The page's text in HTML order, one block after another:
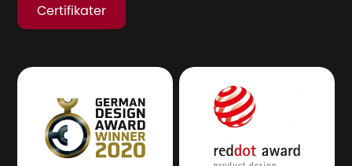
Certifikater